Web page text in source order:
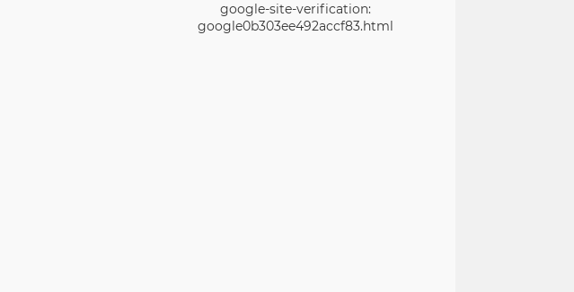
google-site-verification:
google0b303ee492accf83.html